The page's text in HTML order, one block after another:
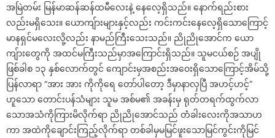
အမြဲတမ်း မြန်မာဆန်ဆန်ထမီလေးနဲ့ နေလေ့ရှိသည်။ နောက်ရည်းစား
လည်းမရှိသေး။ ယောကျ်ားများနှင့်လည်း ကင်းကင်းနေလေ့ရှိသောကြောင့်
မာနရှင်မလေးလို့လည်း နာမည်ကြီးသေးသည်။ ညိုညိုအောင်က ယော
ကျ်ားတွေကို အထင်မကြီးသည်မှာအကြောင်းရှိသည်။ သူမငယ်စဉ် အပျို
ဖြစ်ခါစ ၁၃ နှစ်လောက်တွင် ကျောင်းမှအစည်းအဝေးရှိသောကြောင့်အိမ်သို့
ပြန်လာရာ “အား အား ကိုကိုရေ တော်ပါတော့ ဒီမှာနာလှပြီ အဟင့်ဟင့်”
ဟူသော တောင်းပန်သံများ သူမ အစ်မ၏ အခန်းမှ ရုတ်တရက်ထွက်လာ
သောအသံကိုကြားမိလိုက်ရာ ညိုညိုအောင်သည် တံခါးလေးကိုအသာဟ
ကာ အထဲကိုချောင်းကြည့်လိုက်ရာ တစ်ခါမှမမြင်ဖူးသောမြင်ကွင်းကိုမြင်